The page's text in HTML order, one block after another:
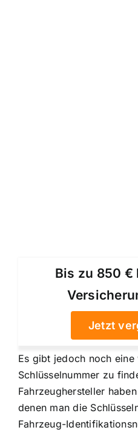
Bis zu 850 €
Jetzt
Es gibt jedoch noch
Schlüsselnummer zu
Fahrzeughersteller
denen man die
Fahrzeug-